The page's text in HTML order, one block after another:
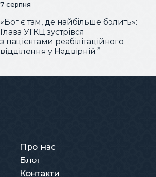
7 серпня
«Бог є там, де найбільше болить»:
Глава УГКЦ зустрівся
з пацієнтами реабілітаційного
відділення у Надвірній
Про нас
Блог
Контакти